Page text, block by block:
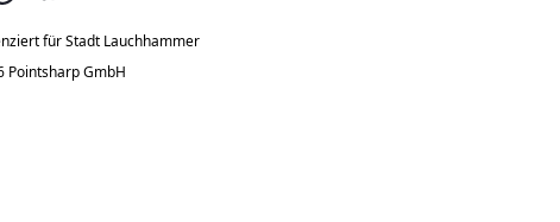
fürStadt Lauchhammer
Pointsharp GmbH